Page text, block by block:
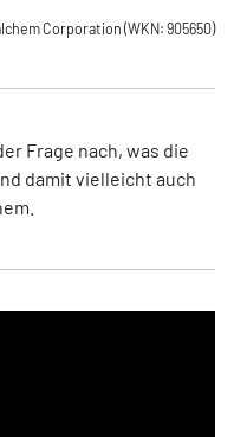
Corporation (WKN: 905650)
Frage nach, was die
damit vielleicht auch